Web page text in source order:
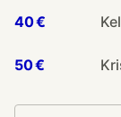
40 €
50 €